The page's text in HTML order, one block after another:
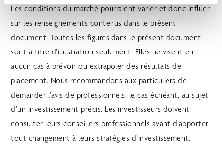
Les conditions du marché pourraient varier et donc influer
sur les renseignements contenus dans le présent
document. Toutes les figures dans le présent document
sont à titre d’illustration seulement. Elles ne visent en
aucun cas à prévoir ou extrapoler des résultats de
placement. Nous recommandons aux particuliers de
demander l’avis de professionnels, le cas échéant, au sujet
d’un investissement précis. Les investisseurs doivent
consulter leurs conseillers professionnels avant d’apporter
tout changement à leurs stratégies d’investissement.